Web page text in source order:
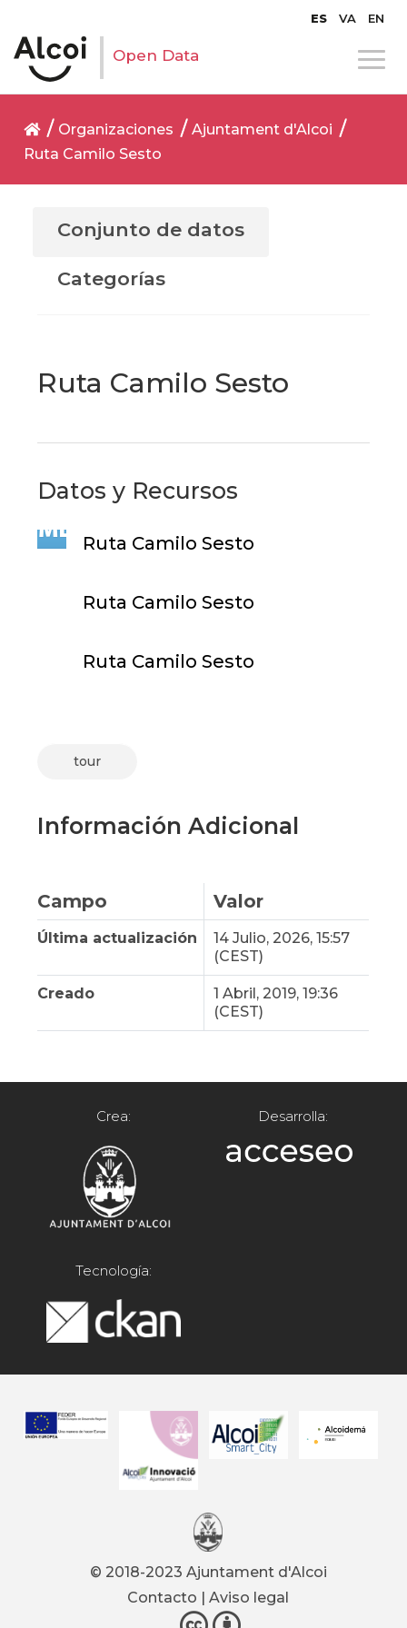
ES VA EN
Open Data
Organizaciones
Ajuntament d'Alcoi
Ruta Camilo Sesto
Conjunto de datos
Categorías
Ruta Camilo Sesto
Datos y Recursos
Ruta Camilo Sesto
Ruta Camilo Sesto
Ruta Camilo Sesto
tour
Información Adicional
Campo Valor
Última actualización
14 Julio, 2026, 15:57
(CEST)
Creado
1 Abril, 2019, 19:36
(CEST)
Crea: Desarrolla:
Tecnología:
© 2018-2023 Ajuntament d'Alcoi
Contacto | Aviso legal